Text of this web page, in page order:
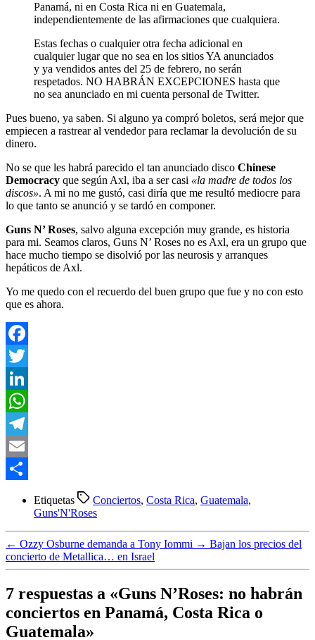
Panamá, ni en Costa Rica ni en Guatemala,
independientemente de las afirmaciones que cualquiera.
Estas fechas o cualquier otra fecha adicional en
cualquier lugar que no sea en los sitios YA anunciados
y ya vendidos antes del 25 de febrero, no serán
respetados. NO HABRÁN EXCEPCIONES hasta que
no sea anunciado en mi cuenta personal de Twitter.
Pues bueno, ya saben. Si alguno ya compró boletos, será mejor que
empiecen a rastrear al vendedor para reclamar la devolución de su
dinero.
No se que les habrá parecido el tan anunciado disco Chinese
Democracy que según Axl, iba a ser casi «la madre de todos los
discos». A mi no me gustó, casi diría que me resultó mediocre para
lo que tanto se anunció y se tardó en componer.
Guns N’ Roses, salvo alguna excepción muy grande, es historia
para mi. Seamos claros, Guns N’ Roses no es Axl, era un grupo que
hace mucho tiempo se disolvió por las neurosis y arranques
hepáticos de Axl.
Yo me quedo con el recuerdo del buen grupo que fue y no con esto
que es ahora.
Facebook
Twitter
LinkedIn
WhatsApp
Telegram
Email
Etiquetas Conciertos, Costa Rica, Guatemala,
Guns'N'Roses
← Ozzy Osburne demanda a Tony Iommi → Bajan los precios del
concierto de Metallica… en Israel
7 respuestas a «Guns N’Roses: no habrán
conciertos en Panamá, Costa Rica o
Guatemala»